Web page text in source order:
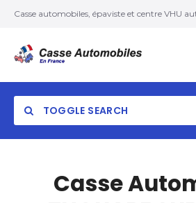
Casse automobiles, épaviste et centre VHU
TOGGLE SEARCH
Casse